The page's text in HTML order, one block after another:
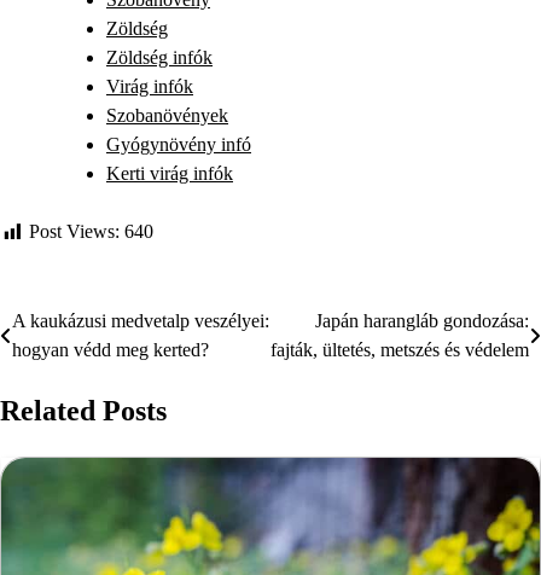
Zöldség
Zöldség infók
Virág infók
Szobanövények
Gyógynövény infó
Kerti virág infók
Post Views: 640
Bejegyzés
A kaukázusi medvetalp veszélyei:
hogyan védd meg kerted?
Japán harangláb gondozása:
fajták, ültetés, metszés és védelem
Related Posts